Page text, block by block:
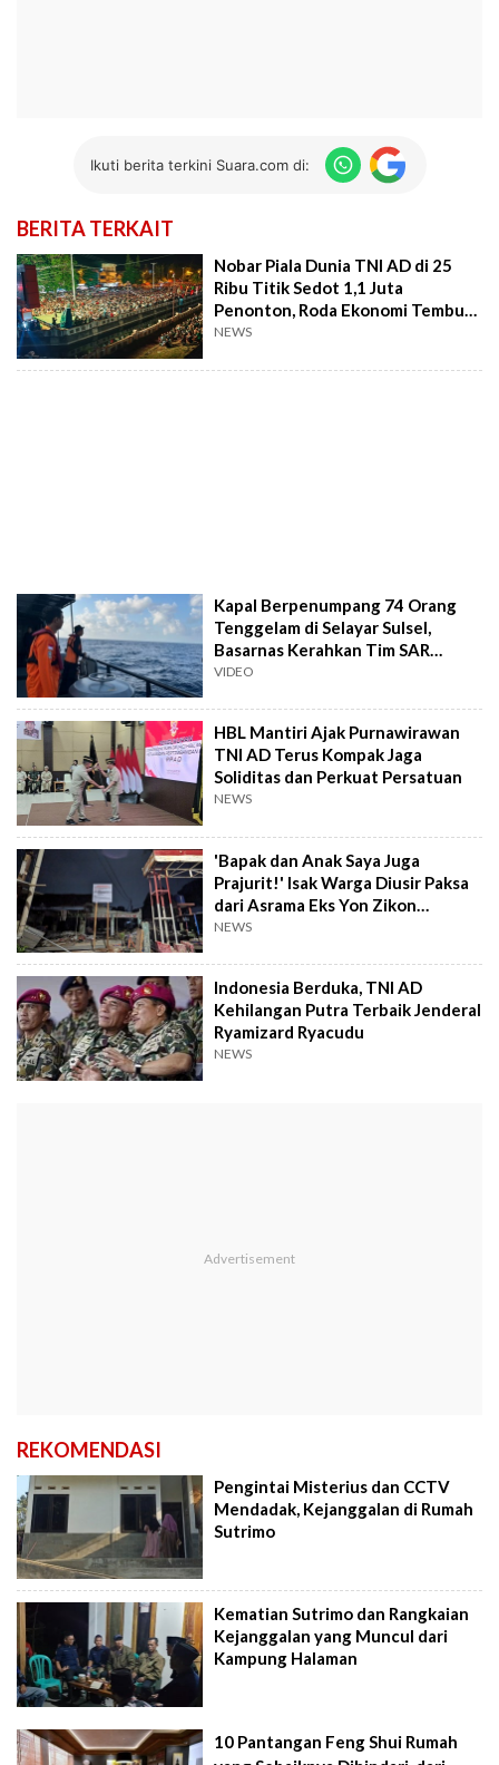
Ikuti berita terkini Suara.com di:
BERITA TERKAIT
Nobar Piala Dunia TNI AD di 25
Ribu Titik Sedot 1,1 Juta
Penonton, Roda Ekonomi Tembus
Rp5 Triliun
NEWS
Kapal Berpenumpang 74 Orang
Tenggelam di Selayar Sulsel,
Basarnas Kerahkan Tim SAR
Gabungan
VIDEO
HBL Mantiri Ajak Purnawirawan
TNI AD Terus Kompak Jaga
Soliditas dan Perkuat Persatuan
NEWS
'Bapak dan Anak Saya Juga
Prajurit!' Isak Warga Diusir Paksa
dari Asrama Eks Yon Zikon
Lenteng Agung
NEWS
Indonesia Berduka, TNI AD
Kehilangan Putra Terbaik Jenderal
Ryamizard Ryacudu
NEWS
REKOMENDASI
Pengintai Misterius dan CCTV
Mendadak, Kejanggalan di Rumah
Sutrimo
Kematian Sutrimo dan Rangkaian
Kejanggalan yang Muncul dari
Kampung Halaman
10 Pantangan Feng Shui Rumah